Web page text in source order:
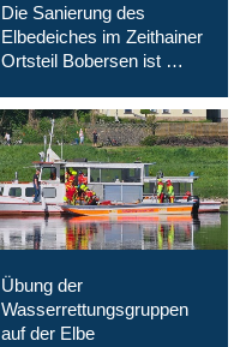
Die Sanierung des
Elbedeiches im Zeithainer
Ortsteil Bobersen ist …
Übung der
Wasserrettungsgruppen
auf der Elbe